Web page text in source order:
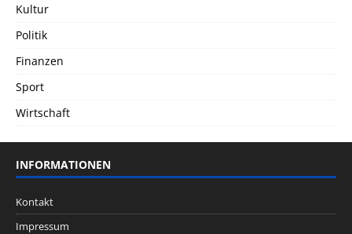
Kultur
Politik
Finanzen
Sport
Wirtschaft
INFORMATIONEN
Kontakt
Impressum